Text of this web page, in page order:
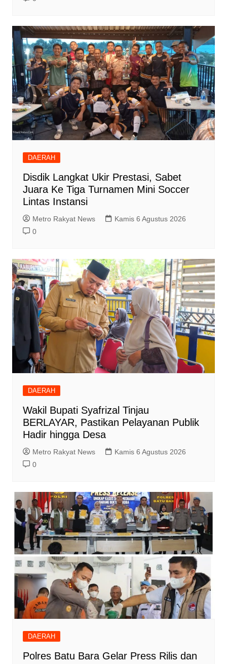
DAERAH
Disdik Langkat Ukir Prestasi, Sabet
Juara Ke Tiga Turnamen Mini Soccer
Lintas Instansi
Metro Rakyat News
Kamis 6 Agustus 2026
0
DAERAH
Wakil Bupati Syafrizal Tinjau
BERLAYAR, Pastikan Pelayanan Publik
Hadir hingga Desa
Metro Rakyat News
Kamis 6 Agustus 2026
0
DAERAH
Polres Batu Bara Gelar Press Rilis dan